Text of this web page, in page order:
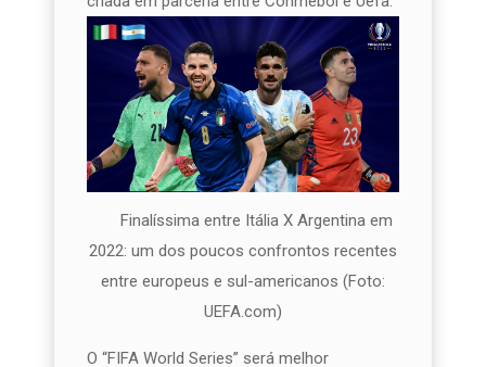
Finalíssima entre Itália X Argentina em
2022: um dos poucos confrontos recentes
entre europeus e sul-americanos (Foto:
UEFA.com)
O “FIFA World Series” será melhor